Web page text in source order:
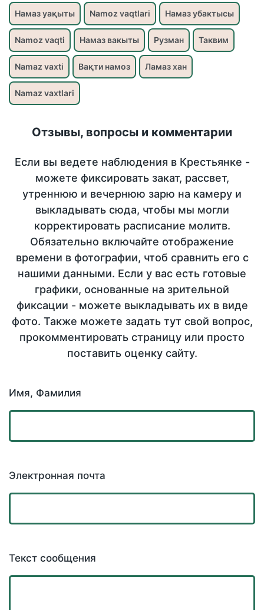
Намаз уақыты Namoz vaqtlari Намаз убактысы
Namoz vaqti Намаз вакыты Рузман Таквим
Namaz vaxti Вақти намоз Ламаз хан
Namaz vaxtlari
Отзывы, вопросы и комментарии
Если вы ведете наблюдения в Крестьянке -
можете фиксировать закат, рассвет,
утреннюю и вечернюю зарю на камеру и
выкладывать сюда, чтобы мы могли
корректировать расписание молитв.
Обязательно включайте отображение
времени в фотографии, чтоб сравнить его с
нашими данными. Если у вас есть готовые
графики, основанные на зрительной
фиксации - можете выкладывать их в виде
фото. Также можете задать тут свой вопрос,
прокомментировать страницу или просто
поставить оценку сайту.
Имя, Фамилия
Электронная почта
Текст сообщения